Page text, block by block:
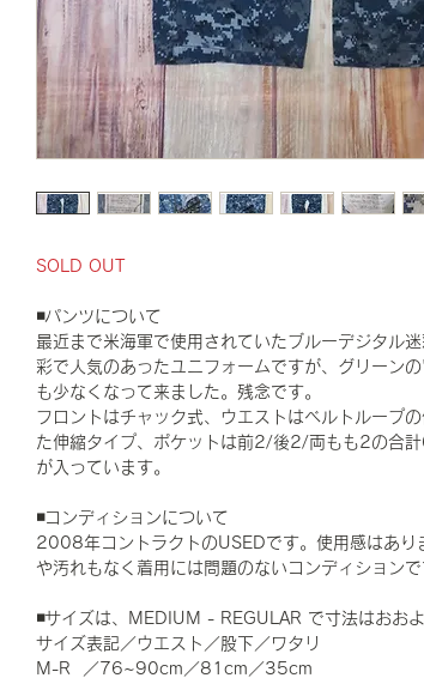
SOLD OUT
◾️パンツについて
最近まで米海軍で使用されていたブルーデジタル
彩で人気のあったユニフォームですが、グリーン
も少なくなって来ました。残念です。
フロントはチャック式、ウエストはベルトループ
た伸縮タイプ、ポケットは前2/後2/両もも2の合
が入っています。
◾️コンディションについて
2008年コントラクトのUSEDです。使用感はあり
や汚れもなく着用には問題のないコンディションで
◾️サイズは、MEDIUM - REGULAR で寸法はおお
サイズ表記／ウエスト／股下／ワタリ
M-R ／76~90cm／81cm／35cm